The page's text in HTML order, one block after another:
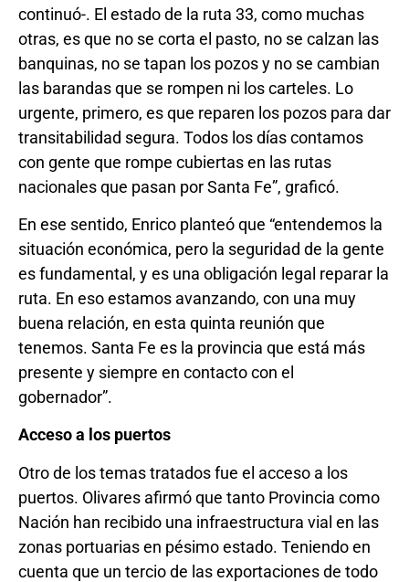
continuó-. El estado de la ruta 33, como muchas
otras, es que no se corta el pasto, no se calzan las
banquinas, no se tapan los pozos y no se cambian
las barandas que se rompen ni los carteles. Lo
urgente, primero, es que reparen los pozos para dar
transitabilidad segura. Todos los días contamos
con gente que rompe cubiertas en las rutas
nacionales que pasan por Santa Fe”, graficó.
En ese sentido, Enrico planteó que “entendemos la
situación económica, pero la seguridad de la gente
es fundamental, y es una obligación legal reparar la
ruta. En eso estamos avanzando, con una muy
buena relación, en esta quinta reunión que
tenemos. Santa Fe es la provincia que está más
presente y siempre en contacto con el
gobernador”.
Acceso a los puertos
Otro de los temas tratados fue el acceso a los
puertos. Olivares afirmó que tanto Provincia como
Nación han recibido una infraestructura vial en las
zonas portuarias en pésimo estado. Teniendo en
cuenta que un tercio de las exportaciones de todo